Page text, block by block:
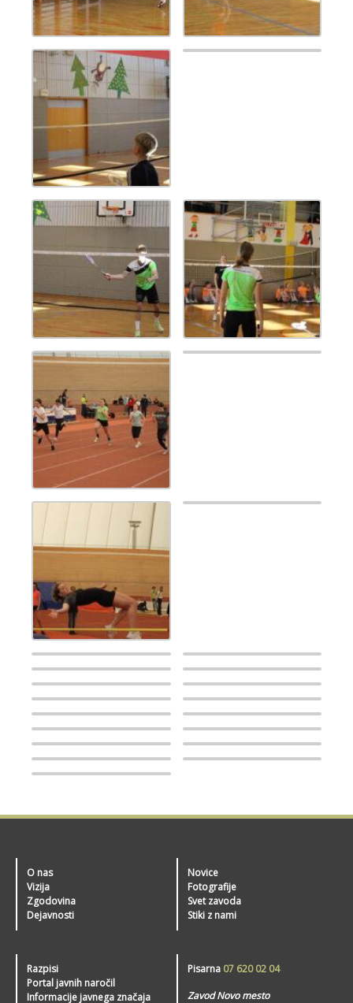
O nas
Vizija
Zgodovina
Dejavnosti
Novice
Fotografije
Svet zavoda
Stiki z nami
Razpisi
Portal javnih naročil
Informacije javnega značaja
Pisarna 07 620 02 04
Zavod Novo mesto